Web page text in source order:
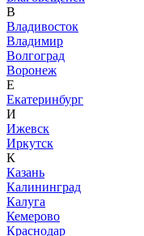
В
Владивосток
Владимир
Волгоград
Воронеж
Е
Екатеринбург
И
Ижевск
Иркутск
К
Казань
Калининград
Калуга
Кемерово
Краснодар